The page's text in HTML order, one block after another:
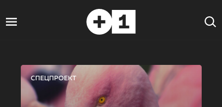
СПЕЦПРОЕКТ